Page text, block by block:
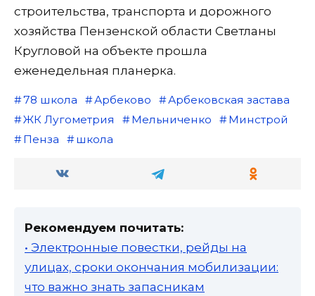
строительства, транспорта и дорожного
хозяйства Пензенской области Светланы
Кругловой на объекте прошла
еженедельная планерка.
78 школа Арбеково
Арбековская застава
ЖК Лугометрия
Мельниченко
Минстрой
Пенза
школа
Рекомендуем почитать:
• Электронные повестки, рейды на
улицах, сроки окончания мобилизации:
что важно знать запасникам